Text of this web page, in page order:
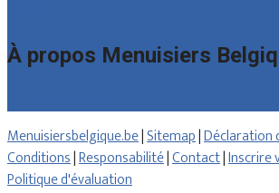
À propos Menuisiers
Menuisiersbelgique.be|Sitemap|Déclaration
Conditions|Responsabilité|Contact|Inscrire
Politique d'évaluation